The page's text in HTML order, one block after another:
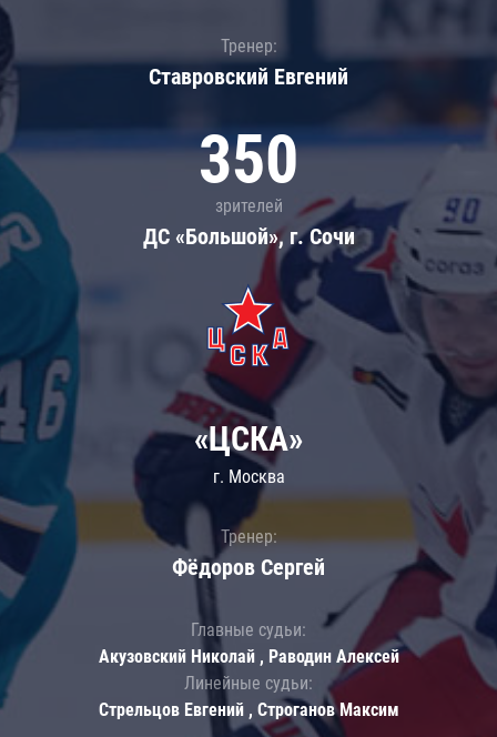
Тренер:
Ставровский Евгений
350
зрителей
ДС «Большой», г. Сочи
«ЦСКА»
г. Москва
Тренер:
Фёдоров Сергей
Главные судьи:
Акузовский Николай , Раводин Алексей
Линейные судьи:
Стрельцов Евгений , Строганов Максим